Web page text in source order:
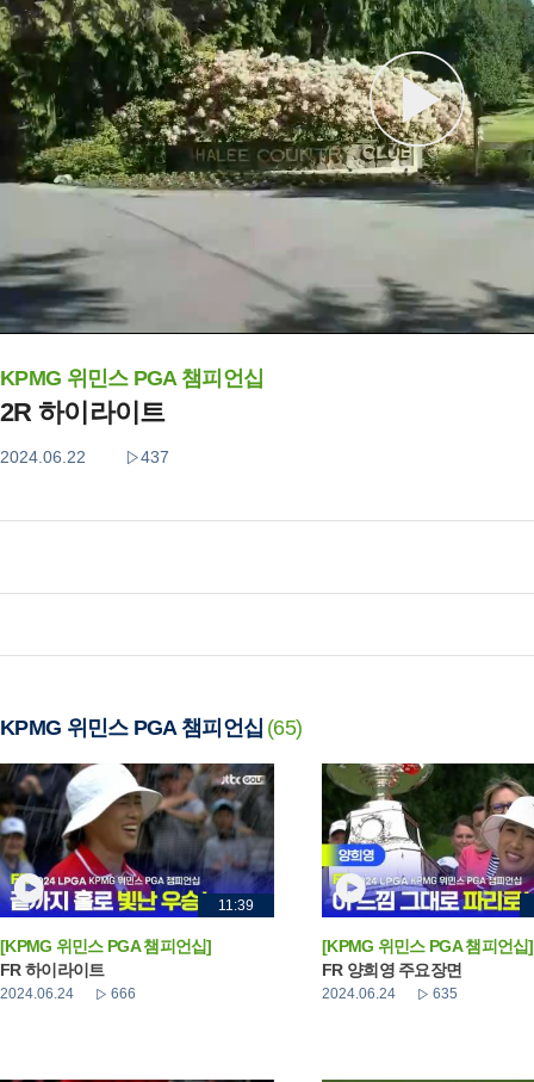
KPMG 위민스 PGA 챔피언십
2R 하이라이트
2024.06.22 437
KPMG 위민스 PGA 챔피언십 (65)
11:39
[KPMG 위민스 PGA 챔피언십]
FR 하이라이트
2024.06.24 666
[KPMG 위민스 PGA 챔피언십]
FR 양희영 주요장면
2024.06.24 635